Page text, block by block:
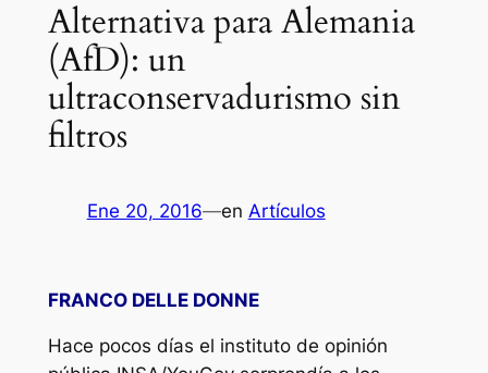
Alternativa para Alemania
(AfD): un
ultraconservadurismo sin
filtros
Ene 20, 2016—en Artículos
FRANCO DELLE DONNE
Hace pocos días el instituto de opinión